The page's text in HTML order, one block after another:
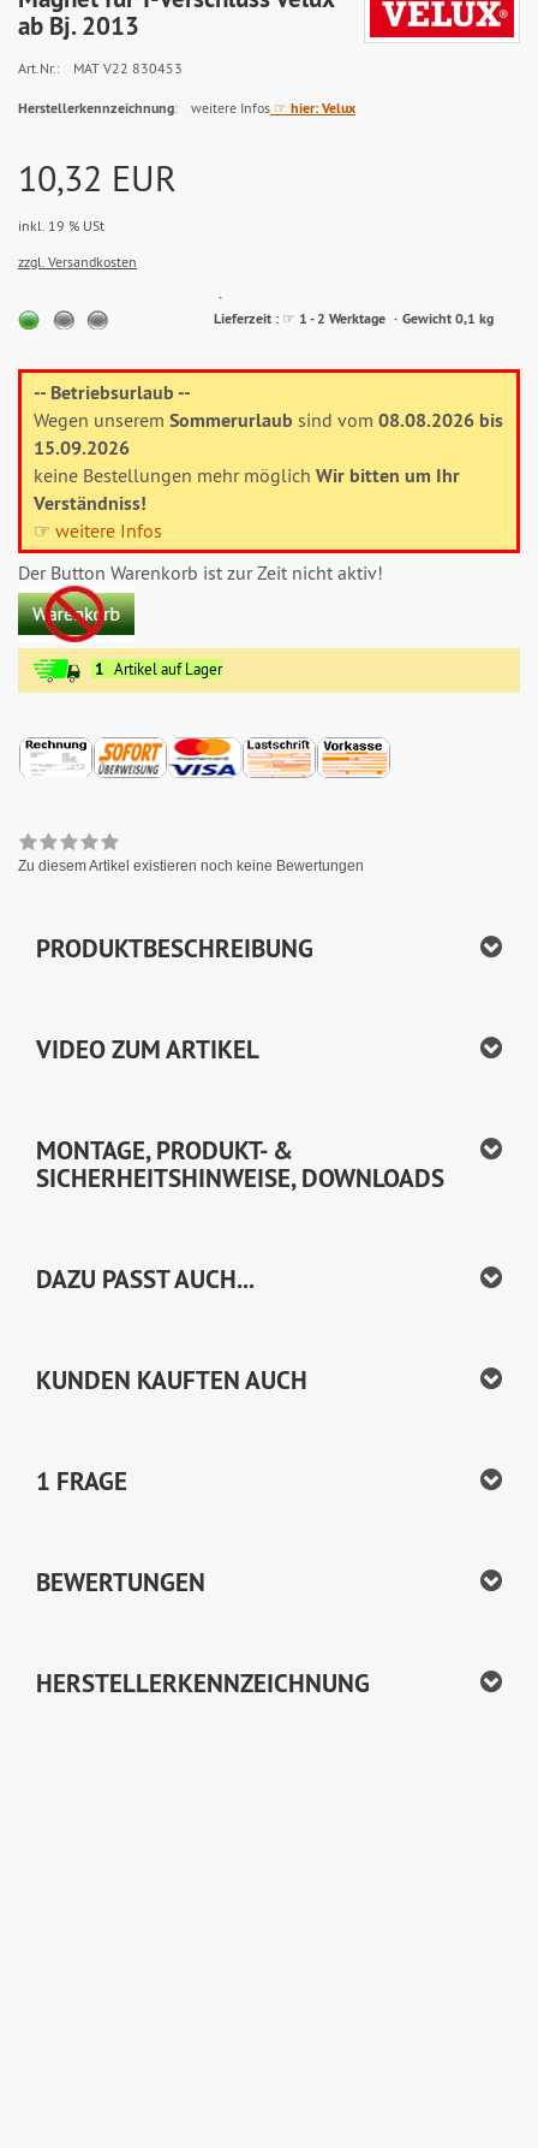
ab Bj. 2013
Art.Nr.: MAT V22 830453
Herstellerkennzeichnung: weitere Infos ☞ hier: Velux
10,32 EUR
inkl. 19 % USt
zzgl. Versandkosten
Lieferzeit:
Lieferzeit : ☞ 1 - 2 Werktage Gewicht 0,1 kg
-- Betriebsurlaub --
Wegen unserem Sommerurlaub sind vom 08.08.2026 bis
15.09.2026
keine Bestellungen mehr möglich Wir bitten um Ihr
Verständniss!
☞ weitere Infos
Der Button Warenkorb ist zur Zeit nicht aktiv!
1 Artikel auf Lager
Zu diesem Artikel existieren noch keine Bewertungen
PRODUKTBESCHREIBUNG
VIDEO ZUM ARTIKEL
MONTAGE, PRODUKT- &
SICHERHEITSHINWEISE, DOWNLOADS
DAZU PASST AUCH...
KUNDEN KAUFTEN AUCH
1 FRAGE
BEWERTUNGEN
HERSTELLERKENNZEICHNUNG